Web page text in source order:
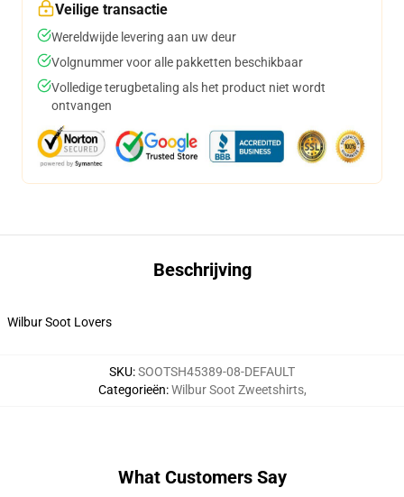
Veilige transactie
Wereldwijde levering aan uw deur
Volgnummer voor alle pakketten beschikbaar
Volledige terugbetaling als het product niet wordt
ontvangen
Beschrijving
Wilbur Soot Lovers
SKU:SOOTSH45389-08-DEFAULT
Categorieën:Wilbur Soot Zweetshirts,
What Customers Say